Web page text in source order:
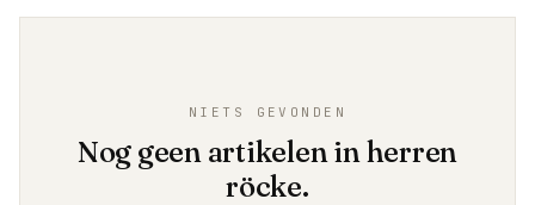
NIETS GEVONDEN
Nog geen artikelen inherren
röcke.